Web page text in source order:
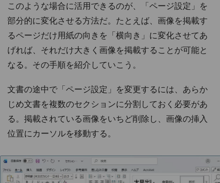
このような場合に活用できるのが、「ページ設定」を
部分的に変化させる方法だ。たとえば、画像を掲載す
るページだけ用紙の向きを「横向き」に変化させてあ
げれば、それだけ大きく画像を掲載することが可能と
なる。その手順を紹介していこう。
文書の途中で「ページ設定」を変更するには、あらか
じめ文書を複数のセクションに分割しておく必要があ
る。掲載されている画像をいちど削除し、画像の挿入
位置にカーソルを移動する。